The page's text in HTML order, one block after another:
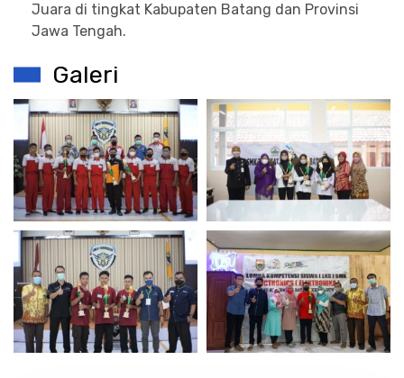
Juara di tingkat Kabupaten Batang dan Provinsi
Jawa Tengah.
Galeri